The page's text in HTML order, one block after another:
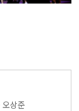
상준